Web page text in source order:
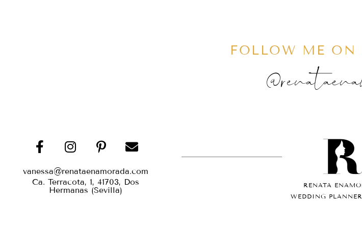
FOLLOW ME ON
vanessa@renataenamorada.com
Ca. Terracota, 1, 41703, Dos
Hermanas (Sevilla)
RENATA
WEDDING